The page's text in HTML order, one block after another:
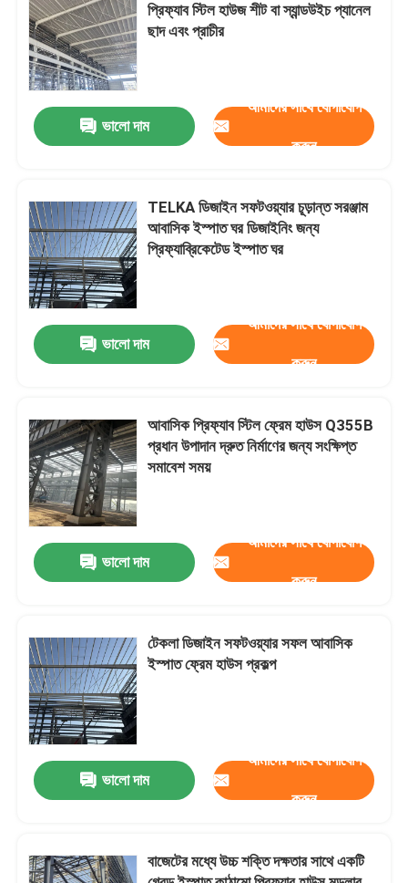
বাড়ি
আমাদের সম্বন্ধে
কারখানা পরিদর্শন
গুণমান নিয়ন্ত্রণ
আমাদের সাথে যোগাযোগ
খবর
মামলা
ইস্পাত কাঠামো গুদাম
প্রিফ্যাব স্টিল হাউজ শীট বা স্যান্ডউইচ প্যানেল
ছাদ এবং প্রাচীর
ভালো দাম
আমাদের সাথে যোগাযোগ
করুন
TELKA ডিজাইন সফটওয়্যার চূড়ান্ত সরঞ্জাম
আবাসিক ইস্পাত ঘর ডিজাইনিং জন্য
প্রিফ্যাব্রিকেটেড ইস্পাত ঘর
ভালো দাম
আমাদের সাথে যোগাযোগ
করুন
আবাসিক প্রিফ্যাব স্টিল ফ্রেম হাউস Q355B
প্রধান উপাদান দ্রুত নির্মাণের জন্য সংক্ষিপ্ত
সমাবেশ সময়
ভালো দাম
আমাদের সাথে যোগাযোগ
করুন
টেকলা ডিজাইন সফটওয়্যার সফল আবাসিক
ইস্পাত ফ্রেম হাউস প্রকল্প
ভালো দাম
আমাদের সাথে যোগাযোগ
করুন
বাজেটের মধ্যে উচ্চ শক্তি দক্ষতার সাথে একটি